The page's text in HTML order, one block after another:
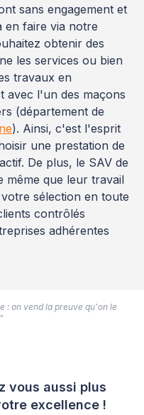
sans engagement et
en faire via notre
obtenir des
les services ou bien
travaux en
avec l'un des maçons
(département de
). Ainsi, c'est l'esprit
une prestation de
De plus, le SAV de
même que leur travail
sélection en toute
contrôlés
adhérentes
vous aussi plus
excellence !
: on vend la preuve qu'on le